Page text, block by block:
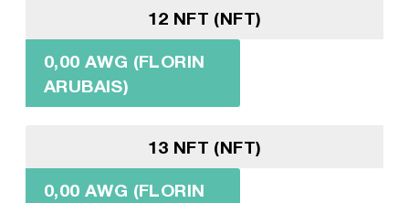
12 NFT (NFT)
0,00 AWG (FLORIN
ARUBAIS)
13 NFT (NFT)
0,00 AWG (FLORIN